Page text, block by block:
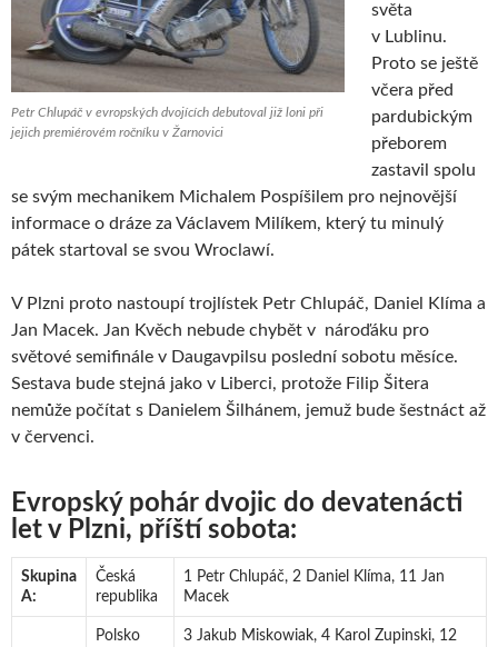
Petr Chlupáč v evropských dvojících debutoval již loni při
jejich premiérovém ročníku v Žarnovici
světa
v Lublinu.
Proto se ještě
včera před
pardubickým
přeborem
zastavil spolu
se svým mechanikem Michalem Pospíšilem pro nejnovější
informace o dráze za Václavem Milíkem, který tu minulý
pátek startoval se svou Wroclawí.
V Plzni proto nastoupí trojlístek Petr Chlupáč, Daniel Klíma a
Jan Macek. Jan Kvěch nebude chybět v nároďáku pro
světové semifinále v Daugavpilsu poslední sobotu měsíce.
Sestava bude stejná jako v Liberci, protože Filip Šitera
nemůže počítat s Danielem Šilhánem, jemuž bude šestnáct až
v červenci.
Evropský pohár dvojic do devatenácti
let v Plzni, příští sobota:
Skupina
A:
Česká
republika
1 Petr Chlupáč, 2 Daniel Klíma, 11 Jan
Macek
Polsko
3 Jakub Miskowiak, 4 Karol Zupinski, 12